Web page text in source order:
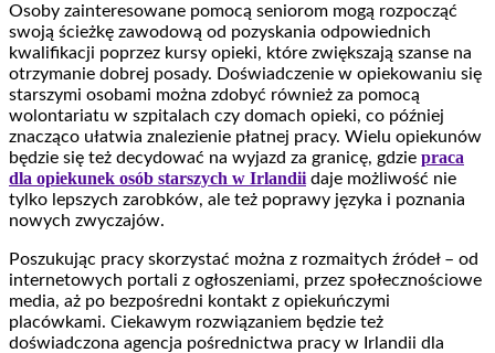
Osoby zainteresowane pomocą seniorom mogą rozpocząć
swoją ścieżkę zawodową od pozyskania odpowiednich
kwalifikacji poprzez kursy opieki, które zwiększają szanse na
otrzymanie dobrej posady. Doświadczenie w opiekowaniu się
starszymi osobami można zdobyć również za pomocą
wolontariatu w szpitalach czy domach opieki, co później
znacząco ułatwia znalezienie płatnej pracy. Wielu opiekunów
będzie się też decydować na wyjazd za granicę, gdzie praca
dla opiekunek osób starszych w Irlandii daje możliwość nie
tylko lepszych zarobków, ale też poprawy języka i poznania
nowych zwyczajów.
Poszukując pracy skorzystać można z rozmaitych źródeł – od
internetowych portali z ogłoszeniami, przez społecznościowe
media, aż po bezpośredni kontakt z opiekuńczymi
placówkami. Ciekawym rozwiązaniem będzie też
doświadczona agencja pośrednictwa pracy w Irlandii dla